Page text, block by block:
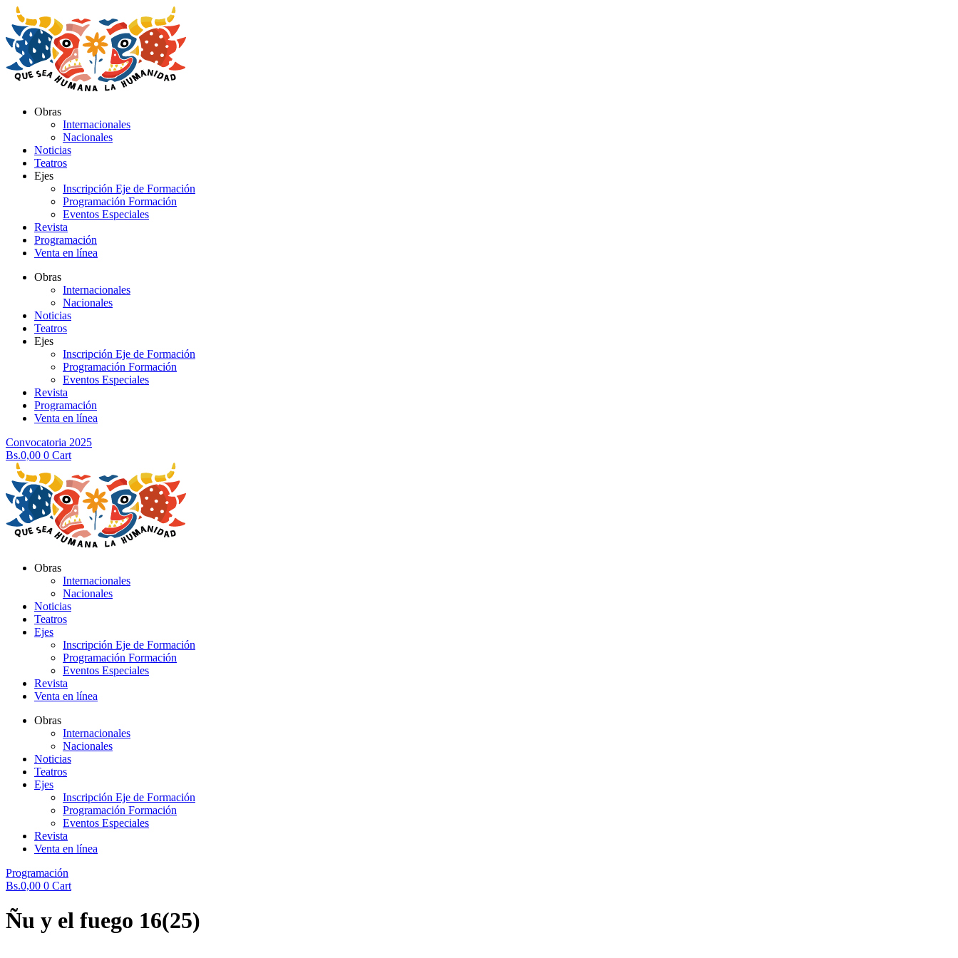
al
contenido
Obras
Internacionales
Nacionales
Noticias
Teatros
Ejes
Inscripción Eje de Formación
Programación Formación
Eventos Especiales
Revista
Programación
Venta en línea
Obras
Internacionales
Nacionales
Noticias
Teatros
Ejes
Inscripción Eje de Formación
Programación Formación
Eventos Especiales
Revista
Programación
Venta en línea
Convocatoria 2025
Bs.0,00 0 Cart
Obras
Internacionales
Nacionales
Noticias
Teatros
Ejes
Inscripción Eje de Formación
Programación Formación
Eventos Especiales
Revista
Venta en línea
Obras
Internacionales
Nacionales
Noticias
Teatros
Ejes
Inscripción Eje de Formación
Programación Formación
Eventos Especiales
Revista
Venta en línea
Programación
Bs.0,00 0 Cart
Ñu y el fuego 16(25)